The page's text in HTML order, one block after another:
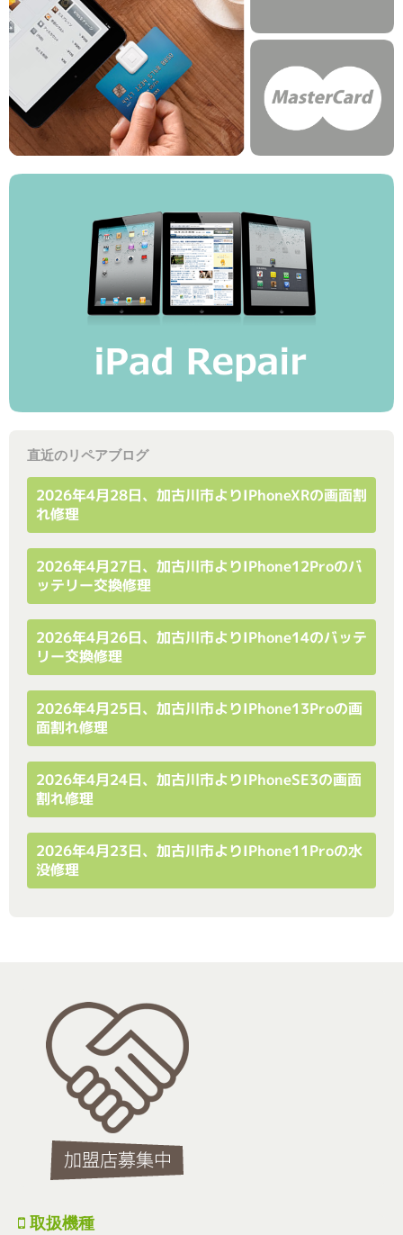
直近のリペアブログ
2026年4月28日、加古川市よりiPhoneXRの画面割
れ修理
2026年4月27日、加古川市よりiPhone12Proのバ
ッテリー交換修理
2026年4月26日、加古川市よりiPhone14のバッテ
リー交換修理
2026年4月25日、加古川市よりiPhone13Proの画
面割れ修理
2026年4月24日、加古川市よりiPhoneSE3の画面
割れ修理
2026年4月23日、加古川市よりiPhone11Proの水
没修理
取扱機種